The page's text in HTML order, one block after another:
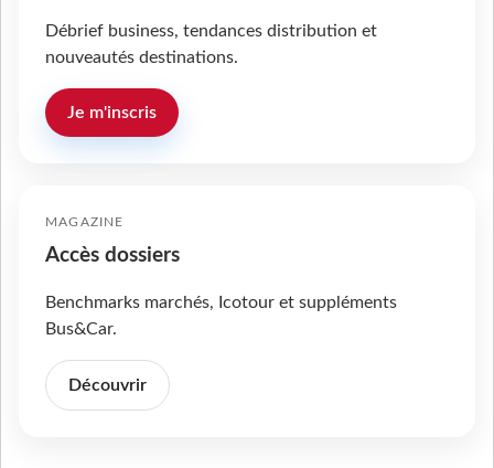
Débrief business, tendances distribution et
nouveautés destinations.
Je m'inscris
MAGAZINE
Accès dossiers
Benchmarks marchés, Icotour et suppléments
Bus&Car.
Découvrir